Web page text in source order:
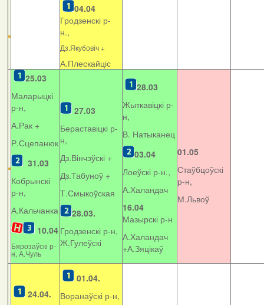
04.04
Гродзенскі р-
н.,
Дз.Якубовіч +
А.Плескайціс
25.03
Маларыцкі
р-н,
А.Рак +
Р.Сцепанюк
31.03
Кобрынскі
р-н,
А.Кальчанка
10.04
Бярозаўскі р-
н, А.Чуль
27.03
Бераставіцкі р-
н,
Дз.Вінчэўскі +
Дз.Табуноў +
Т.Смыкоўская
28.03.
Гродзенскі р-н,
Ж.Гулеўскі
28.03
Жыткавіцкі р-
н,
В. Натыканец
03.04
Лоеўскі р-н.,
А.Халандач
16.04
Мазырскі р-н
А.Халандач
+А.Зяцікаў
01.05
Стаўбцоўскі
р-н,
М.Львоў
24.04.
01.04.
Воранаўскі р-н,